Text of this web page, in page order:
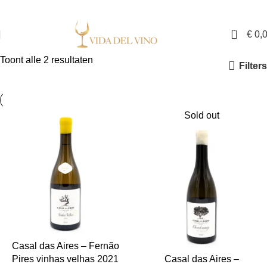
0 €
Toont alle 2 resultaten
Filters
Casal das Aires – Fernão
Pires vinhas velhas 2021
Sold out
Casal das Aires –